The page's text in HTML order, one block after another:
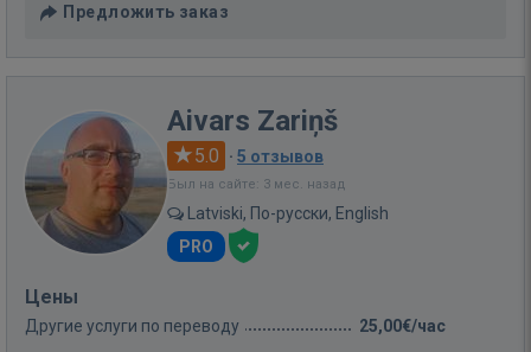
Предложить заказ
Aivars Zariņš
5.0 · 5 отзывов
Был на сайте: 3 мес. назад
Latviski, По-русски, English
PRO
Цены
Другие услуги по переводу 25,00€/час